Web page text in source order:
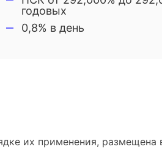
годовых
0,8% в день
их применения, размещена